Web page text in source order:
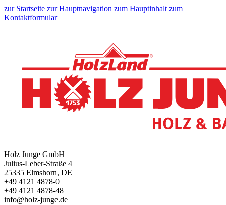
zur Startseite zur Hauptnavigation zum Hauptinhalt zum
Kontaktformular
Holz Junge GmbH
Julius-Leber-Straße 4
25335 Elmshorn, DE
+49 4121 4878-0
+49 4121 4878-48
info@holz-junge.de